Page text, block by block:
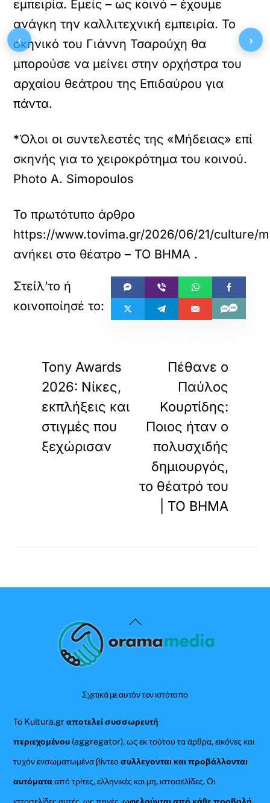
εμπειρία. Εμείς – ως κοινό – έχουμε
ανάγκη την καλλιτεχνική εμπειρία. Το
σκηνικό του Γιάννη Τσαρούχη θα
μπορούσε να μείνει στην ορχήστρα του
αρχαίου θεάτρου της Επιδαύρου για
πάντα.
*Όλοι οι συντελεστές της «Μήδειας» επί
σκηνής για το χειροκρότημα του κοινού.
Photo A. Simopoulos
Το πρωτότυπο άρθρο
https://www.tovima.gr/2026/06/21/culture/
ανήκει στο θέατρο – ΤΟ ΒΗΜΑ .
Tony Awards
2026: Νίκες,
εκπλήξεις και
στιγμές που
ξεχώρισαν
Πέθανε ο
Παύλος
Κουρτίδης:
Ποιος ήταν ο
πολυσχιδής
δημιουργός,
το θέατρό του
| ΤΟ ΒΗΜΑ
Back
To
Σχετικά με αυτόν τον ιστότοπο
Το Kultura.grαποτελεί συσσωρευτή
περιεχομένου (aggregator), ως εκ τούτου τα άρθρα, εικόνες και
τυχόν ενσωματωμένα βίντεοσυλλεγονται και προβάλλονται
αυτόματααπό τρίτες, ελληνικές και μη, ιστοσελίδες. Οι
‹ ›